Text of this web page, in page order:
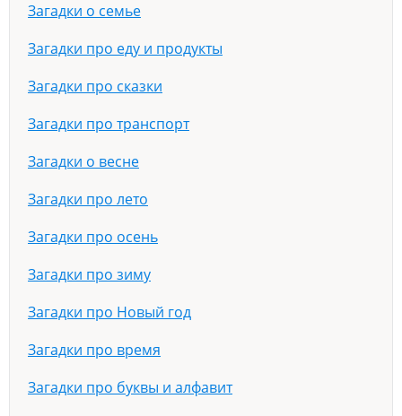
Загадки о семье
Загадки про еду и продукты
Загадки про сказки
Загадки про транспорт
Загадки о весне
Загадки про лето
Загадки про осень
Загадки про зиму
Загадки про Новый год
Загадки про время
Загадки про буквы и алфавит